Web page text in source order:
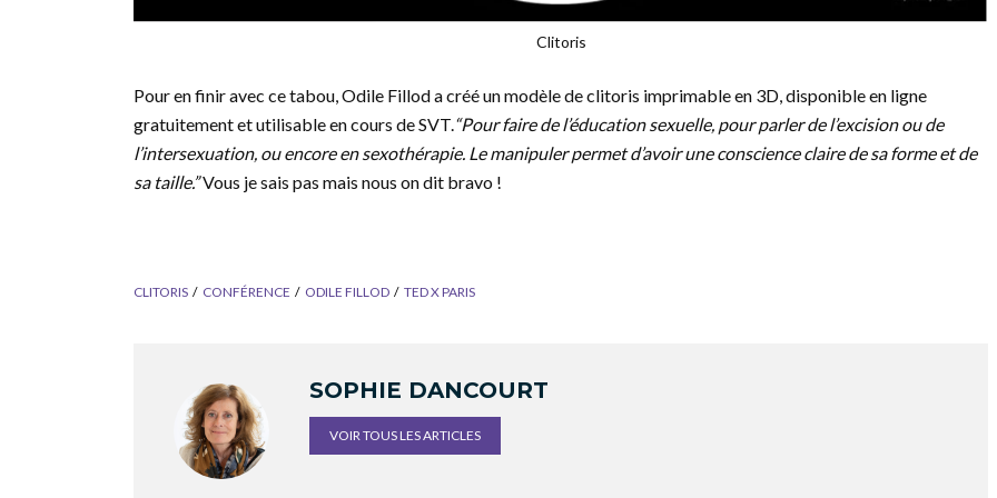
Clitoris
Pour en finir avec ce tabou, Odile Fillod a créé un modèle de clitoris imprimable en 3D, disponible en ligne
gratuitement et utilisable en cours de SVT.“Pour faire de l’éducation sexuelle, pour parler de l’excision ou de
l’intersexuation, ou encore en sexothérapie. Le manipuler permet d’avoir une conscience claire de sa forme et de
sa taille.”Vous je sais pas mais nous on dit bravo !
CLITORIS CONFÉRENCE ODILE FILLOD TED X PARIS
SOPHIE DANCOURT
VOIR TOUS LES ARTICLES